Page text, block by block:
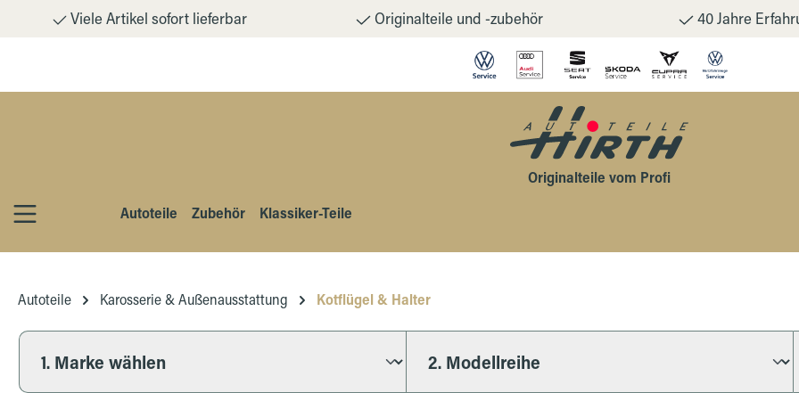
Hauptinhalt springen
Zur Suche springen
Zur Hauptnavigation springen
Viele Artikel sofort lieferbar Originalteile und -zubehör 40 Jahre
Originalteile vom Profi
Autoteile
Zubehör Klassiker-Teile
Autoteile Karosserie & Außenausstattung Kotflügel & Halter